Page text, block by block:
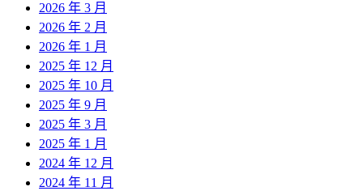
2026 年 3 月
2026 年 2 月
2026 年 1 月
2025 年 12 月
2025 年 10 月
2025 年 9 月
2025 年 3 月
2025 年 1 月
2024 年 12 月
2024 年 11 月